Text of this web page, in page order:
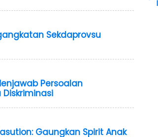
Sekdaprovsu
Persoalan
Diskriminasi
Gaungkan Spirit Anak